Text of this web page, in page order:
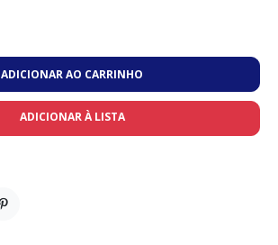
ADICIONAR AO CARRINHO
ADICIONAR À LISTA